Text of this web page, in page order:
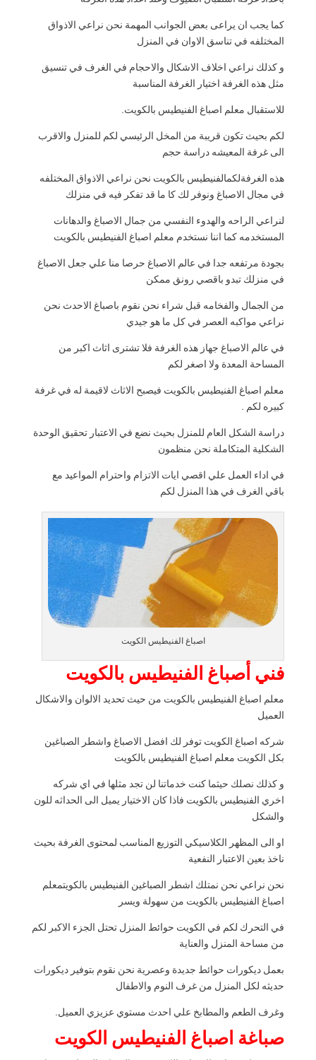
كما يجب ان يراعى بعض الجوانب المهمة نحن نراعي الاذواق
المختلفه في تناسق الاوان في المنزل
و كذلك نراعي اخلاف الاشكال والاحجام في الغرف في تنسيق
مثل هذه الغرفة اختيار الغرفة المناسبة
للاستقبال معلم اصباغ الفنيطيس بالكويت.
لكم بحيث تكون قريبة من المخل الرئيسي لكم للمنزل والاقرب
الى غرفة المعيشه دراسة حجم
هذه الغرفةلكمالفنيطيس بالكويت نحن نراعي الاذواق المختلفه
في مجال الاصباغ ونوفر لك كا ما قد تفكر فيه في منزلك
لنراعي الراحه والهدوء النفسي من جمال الاصباغ والدهانات
المستخدمه كما اننا نستخدم معلم اصباغ الفنيطيس بالكويت
بجودة مرتفعه جدا في عالم الاصباغ حرصا منا علي جعل الاصباغ
في منزلك تبدو باقصي رونق ممكن
من الجمال والفخامه قبل شراء نحن نقوم باصباغ الاحدث نحن
نراعي مواكبه العصر في كل ما هو جيدي
في عالم الاصباغ جهاز هذه الغرفة فلا تشترى اثاث اكبر من
المساحة المعدة ولا اصغر لكم
معلم اصباغ الفنيطيس بالكويت فيصبح الاثاث لاقيمة له في غرفة
كبيره لكم .
دراسة الشكل العام للمنزل بحيث نضع في الاعتبار تحقيق الوحدة
الشكلية المتكاملة نحن منظمون
في اداء العمل علي اقصي ايات الاتزام واحترام المواعيد مع
باقي الغرف في هذا المنزل لكم
اصباغ الفنيطيس الكويت
فني أصباغ الفنيطيس بالكويت
معلم اصباغ الفنيطيس بالكويت من حيث تحديد الالوان والاشكال
العميل
شركه اصباغ الكويت توفر لك افضل الاصباغ واشطر الصباغين
بكل الكويت معلم اصباغ الفنيطيس بالكويت
و كذلك نصلك حيثما كنت خدماتنا لن تجد مثلها في اي شركه
اخري الفنيطيس بالكويت فاذا كان الاختيار يميل الى الحداثه للون
والشكل
او الى المظهر الكلاسيكي التوزيع المناسب لمحتوى الغرفة بحيث
ناخذ بعين الاعتبار النفعية
نحن نراعي نحن نمتلك اشطر الصباغين الفنيطيس بالكويتمعلم
اصباغ الفنيطيس بالكويت من سهولة ويسر
في التحرك لكم في الكويت حوائط المنزل تحتل الجزء الاكبر لكم
من مساحة المنزل والعناية
بعمل ديكورات حوائط جديدة وعصرية نحن نقوم بتوفير ديكورات
حديثه لكل المنزل من غرف النوم والاطفال
وغرف الطعم والمطابخ علي احدث مستوي عزيزي العميل.
صباغة اصباغ الفنيطيس الكويت